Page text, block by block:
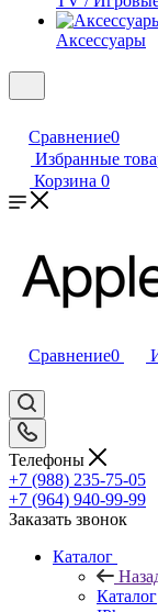
Аксессуары
Сравнение0
Избранные
Корзина 0
Сравнение0
Телефоны
+7 (988) 235-75-05
+7 (964) 940-99-99
Заказать звонок
Каталог
Каталог